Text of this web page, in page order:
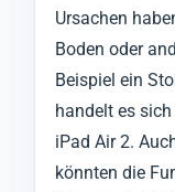
Ursachen
Boden oder
Beispiel ein
handelt es
iPad Air 2.
könnten die